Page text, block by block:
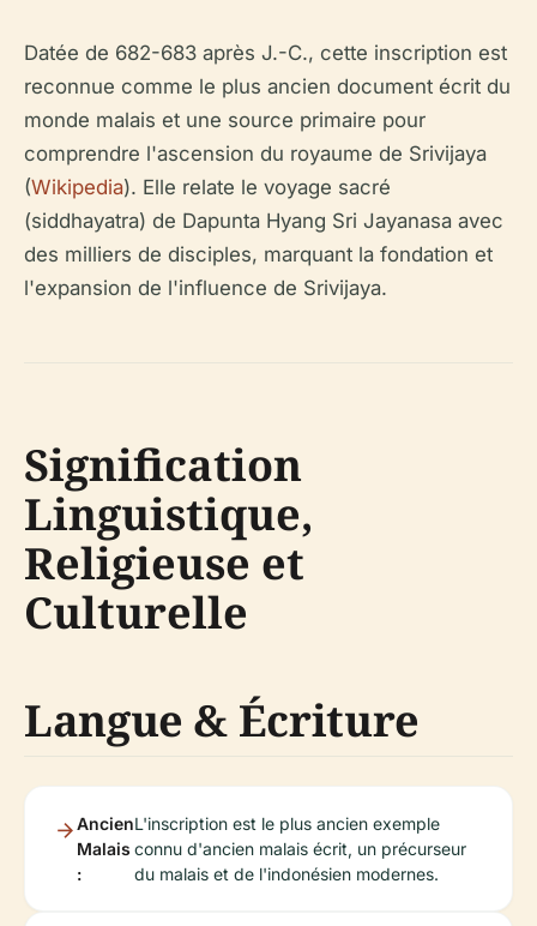
Datée de 682-683 après J.-C., cette inscription est
reconnue comme le plus ancien document écrit du
monde malais et une source primaire pour
comprendre l'ascension du royaume de Srivijaya
(Wikipedia). Elle relate le voyage sacré
(siddhayatra) de Dapunta Hyang Sri Jayanasa avec
des milliers de disciples, marquant la fondation et
l'expansion de l'influence de Srivijaya.
Signification
Linguistique,
Religieuse et
Culturelle
Langue & Écriture
Ancien
Malais
:
L'inscription est le plus ancien exemple
connu d'ancien malais écrit, un précurseur
du malais et de l'indonésien modernes.